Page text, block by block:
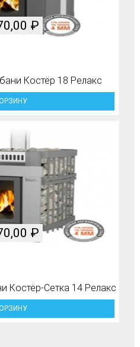
Костёр 18 Релакс
₽
Костёр-Сетка 14 Релакс
₽